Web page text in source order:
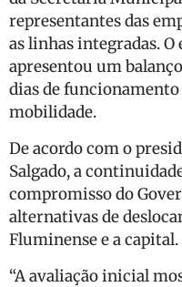
representantes das
as linhas integradas.
apresentou um
dias de
mobilidade.
De acordo com o
Salgado, a
compromisso do
alternativas de
Fluminense e a capital.
“A avaliação inicial